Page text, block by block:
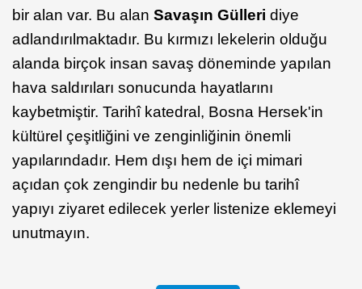
bir alan var. Bu alan Savaşın Gülleri diye
adlandırılmaktadır. Bu kırmızı lekelerin olduğu
alanda birçok insan savaş döneminde yapılan
hava saldırıları sonucunda hayatlarını
kaybetmiştir. Tarihî katedral, Bosna Hersek'in
kültürel çeşitliğini ve zenginliğinin önemli
yapılarındadır. Hem dışı hem de içi mimari
açıdan çok zengindir bu nedenle bu tarihî
yapıyı ziyaret edilecek yerler listenize eklemeyi
unutmayın.